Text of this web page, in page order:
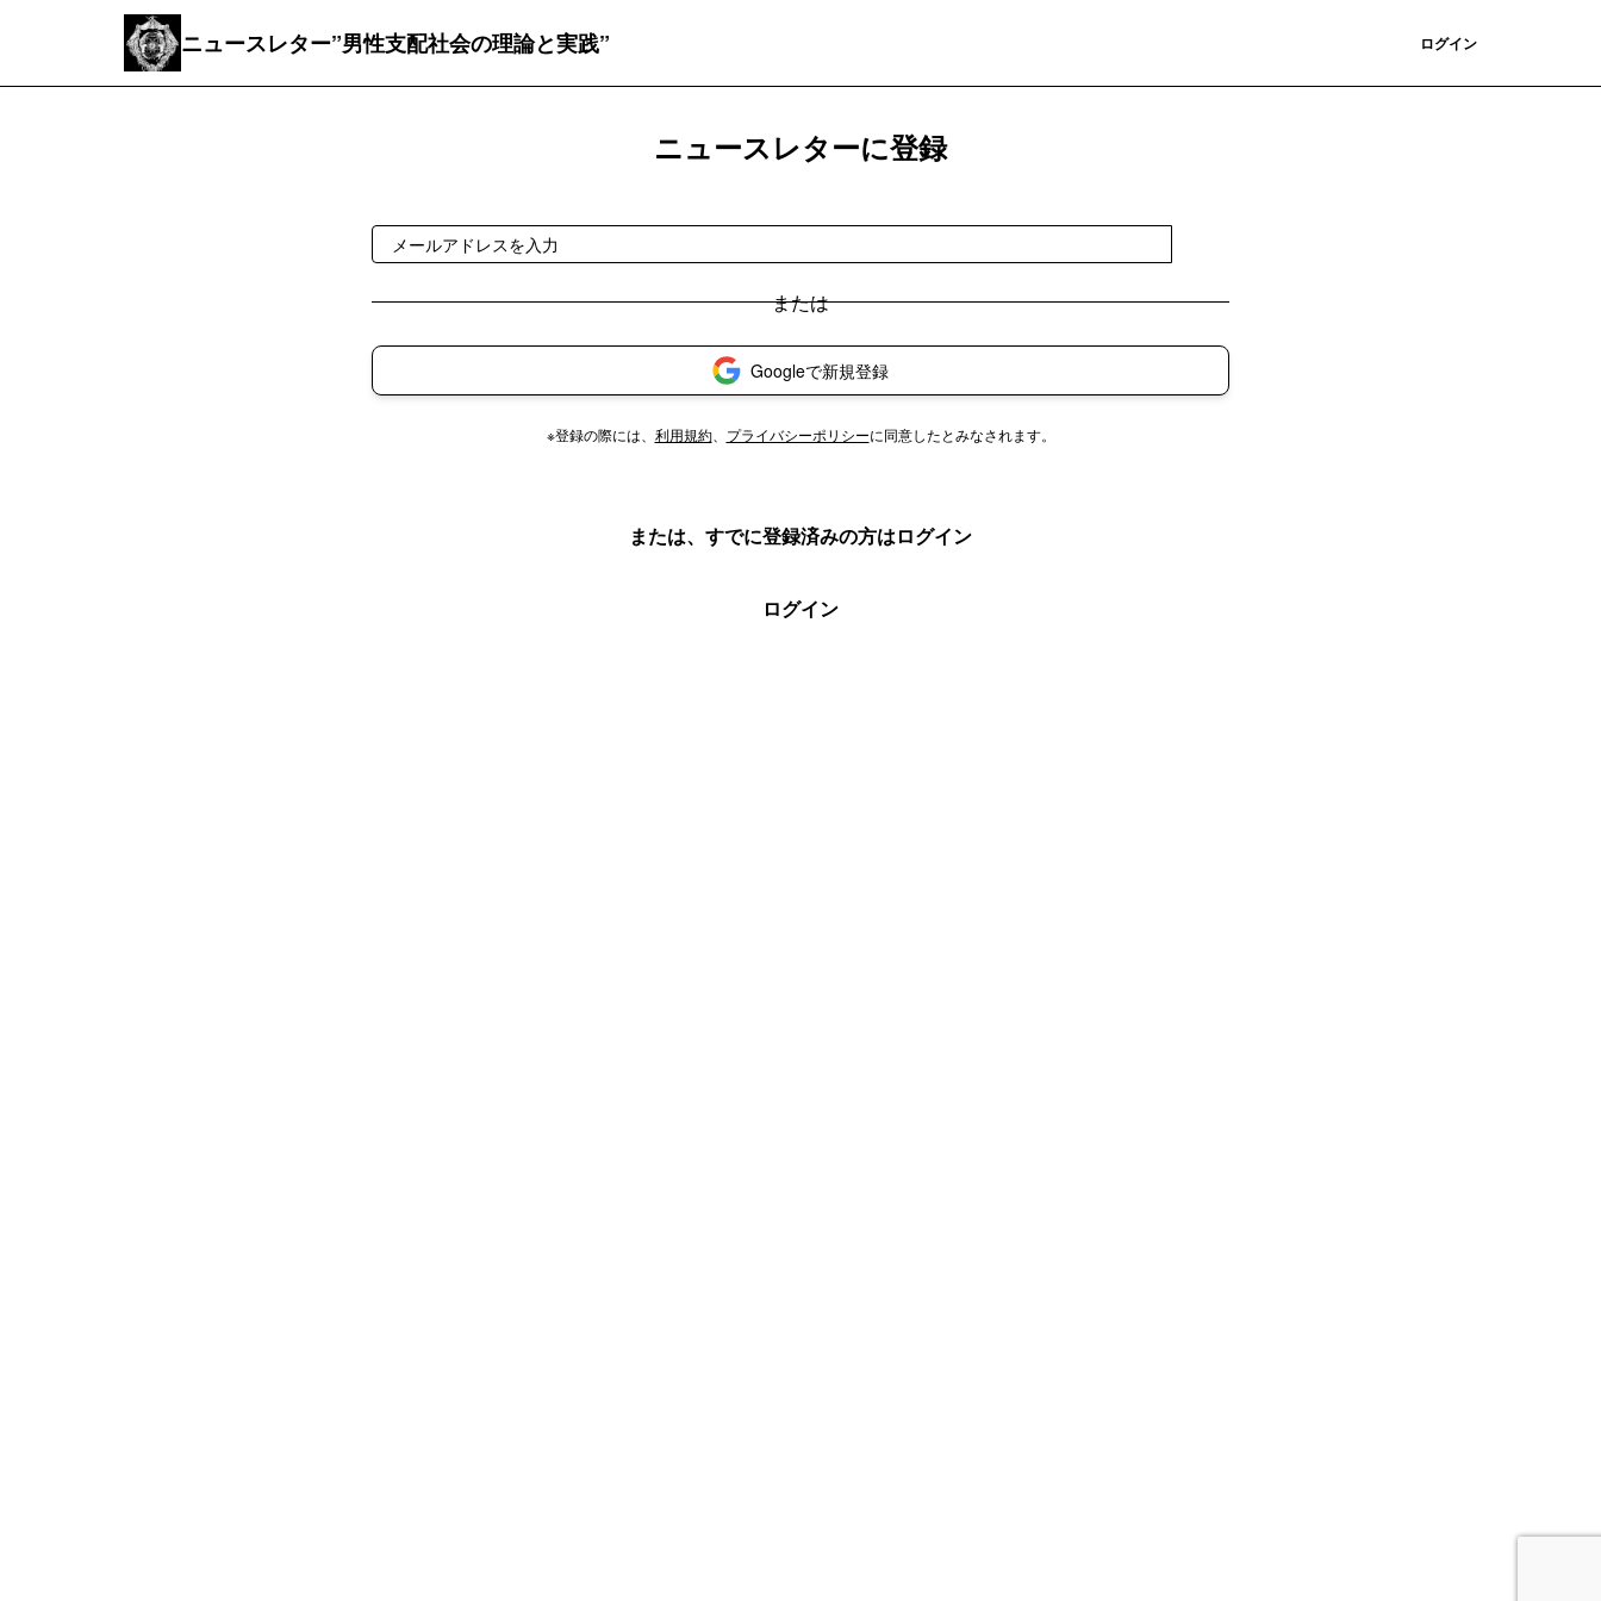
ニュースレター”男性支配社会の理論と実践” ログイン
ニュースレターに登録
Googleで新規登録
※登録の際には、 利用規約、 プライバシーポリシーに同意したとみなされます。
または、すでに登録済みの方はログイン
ログイン